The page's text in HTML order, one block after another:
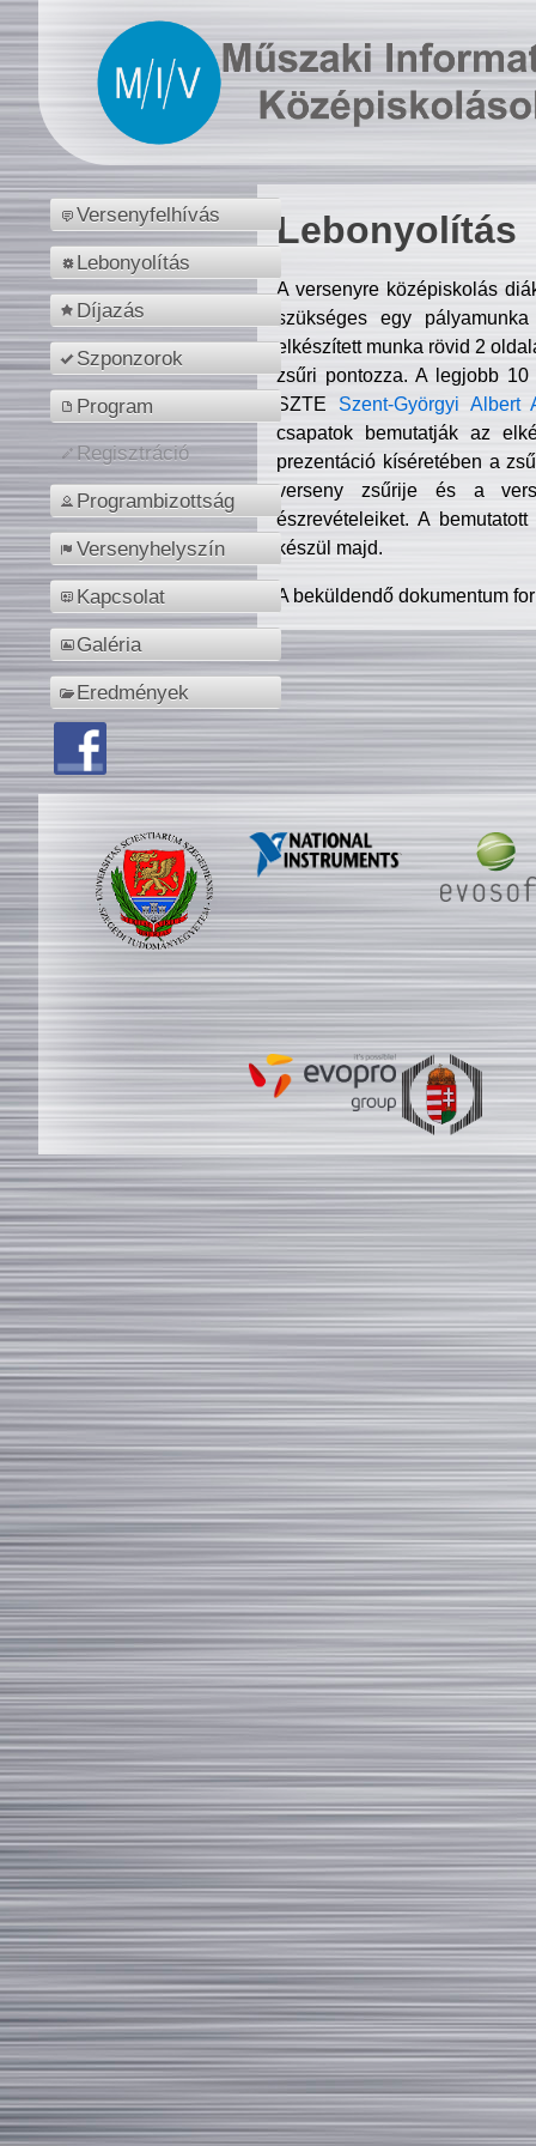
Versenyfelhívás
Lebonyolítás
Díjazás
Szponzorok
Program
Regisztráció
Programbizottság
Versenyhelyszín
Kapcsolat
Galéria
Eredmények
Lebonyolítás
A versenyre középiskolás
szükséges egy
elkészített munka rövid 2
zsűri pontozza. A legjobb
SZTE Szent-Györgyi Albert
csapatok bemutatják az
prezentáció kíséretében a
verseny zsűrije és a
észrevételeiket. A
készül majd.
A beküldendő dokumentum